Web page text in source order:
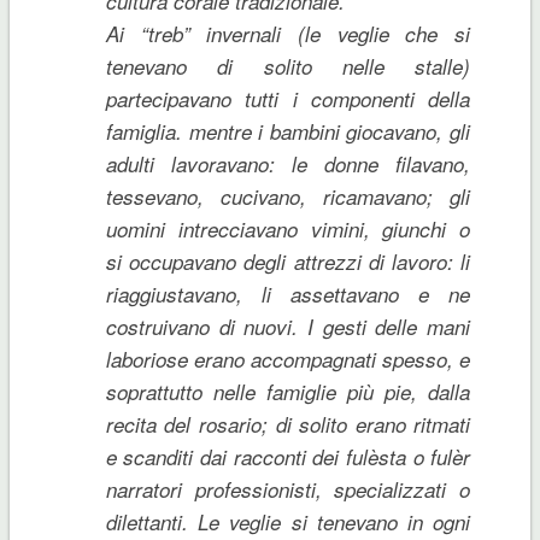
Ai “treb” invernali (le veglie che si
tenevano di solito nelle stalle)
partecipavano tutti i componenti della
famiglia. mentre i bambini giocavano, gli
adulti lavoravano: le donne filavano,
tessevano, cucivano, ricamavano; gli
uomini intrecciavano vimini, giunchi o
si occupavano degli attrezzi di lavoro: li
riaggiustavano, li assettavano e ne
costruivano di nuovi. I gesti delle mani
laboriose erano accompagnati spesso, e
soprattutto nelle famiglie più pie, dalla
recita del rosario; di solito erano ritmati
e scanditi dai racconti dei fulèsta o fulèr
narratori professionisti, specializzati o
dilettanti. Le veglie si tenevano in ogni